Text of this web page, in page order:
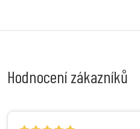
Hodnocení zákazníků